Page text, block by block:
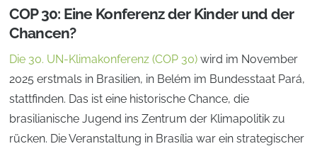
COP 30: Eine Konferenz der Kinder und der
Chancen?
Die 30. UN-Klimakonferenz (COP 30) wird im November
2025 erstmals in Brasilien, in Belém im Bundesstaat Pará,
stattfinden. Das ist eine historische Chance, die
brasilianische Jugend ins Zentrum der Klimapolitik zu
rücken. Die Veranstaltung in Brasília war ein strategischer